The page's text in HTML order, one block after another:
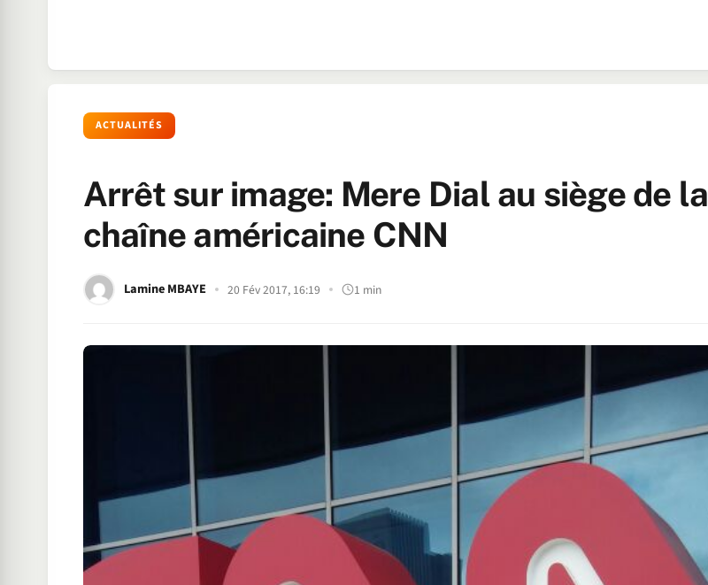
ACTUALITÉS
Arrêt sur image: Mere Dial au siège de la
chaîne américaine CNN
Lamine MBAYE 20 Fév 2017, 16:19 1 min